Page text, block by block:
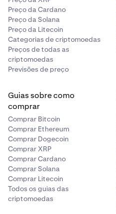
Preço da Cardano
Preço da Solana
Preço da Litecoin
Categorias de criptomoedas
Preços de todas as
criptomoedas
Previsões de preço
Guias sobre como
comprar
Comprar Bitcoin
Comprar Ethereum
Comprar Dogecoin
Comprar XRP
Comprar Cardano
Comprar Solana
Comprar Litecoin
Todos os guias das
criptomoedas